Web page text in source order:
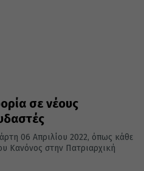
σε νέους
06 Απριλίου 2022, όπως κάθε
Κανόνος στην Πατριαρχική